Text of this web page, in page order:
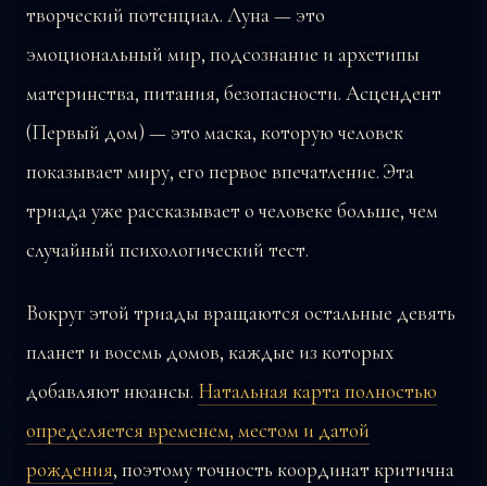
творческий потенциал. Луна — это
эмоциональный мир, подсознание и архетипы
материнства, питания, безопасности. Асцендент
(Первый дом) — это маска, которую человек
показывает миру, его первое впечатление. Эта
триада уже рассказывает о человеке больше, чем
случайный психологический тест.
Вокруг этой триады вращаются остальные девять
планет и восемь домов, каждые из которых
добавляют нюансы. Натальная карта полностью
определяется временем, местом и датой
рождения, поэтому точность координат критична